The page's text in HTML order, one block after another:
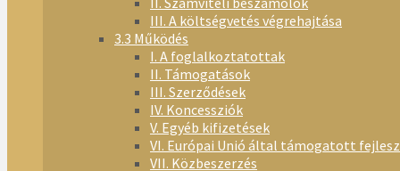
III. A költségvetés végrehajtása
3.3 Működés
I. A foglalkoztatottak
II. Támogatások
III. Szerződések
IV. Koncessziók
V. Egyéb kifizetések
VI. Európai Unió által támogatott
VII. Közbeszerzés